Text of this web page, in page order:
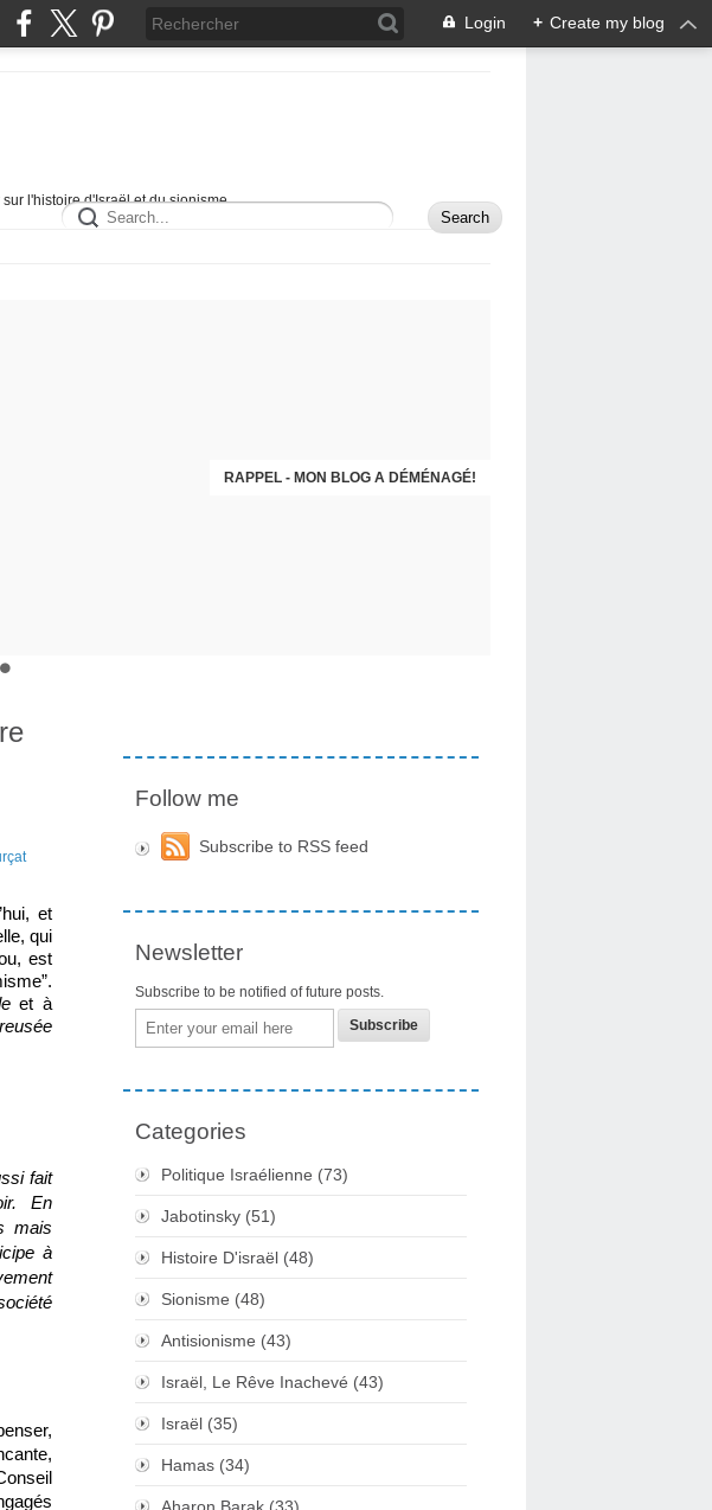
Login + Create my blog
l'histoire d'Israël et du sionisme.
RAPPEL - MON BLOG A DÉMÉNAGÉ!
et
qui
est
fait
En
mais
à
Follow me
Subscribe to RSS feed
Newsletter
Subscribe to be notified of future posts.
Email
Categories
Politique Israélienne (73)
Jabotinsky (51)
Histoire D'israël (48)
Sionisme (48)
Antisionisme (43)
Israël, Le Rêve Inachevé (43)
Israël (35)
Hamas (34)